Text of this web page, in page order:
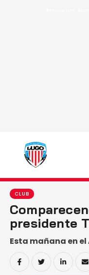
CLUB
presidente
Esta mañana en el